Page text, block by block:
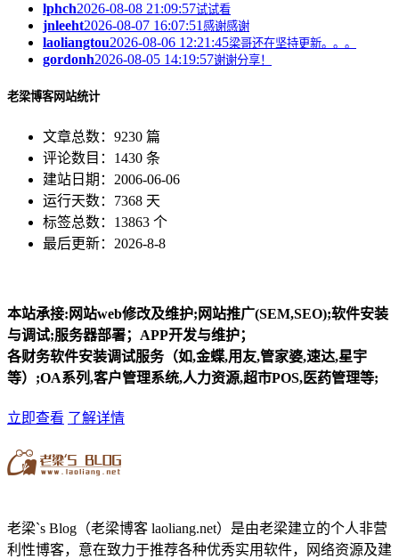
lphch2026-08-08 21:09:57试试看
jnleeht2026-08-07 16:07:51 感谢感谢
laoliangtou2026-08-06 12:21:45梁哥还在坚持更新。。。
gordonh2026-08-05 14:19:57谢谢分享！
老梁博客网站统计
文章总数：9230 篇
评论数目：1430 条
建站日期：2006-06-06
运行天数：7368 天
标签总数：13863 个
最后更新：2026-8-8
本站承接:网站web修改及维护;网站推广(SEM,SEO);软件安装
与调试;服务器部署；APP开发与维护；
各财务软件安装调试服务（如,金蝶,用友,管家婆,速达,星宇
等）;OA系列,客户管理系统,人力资源,超市POS,医药管理等;
立即查看 了解详情
老梁`s Blog（老梁博客 laoliang.net）是由老梁建立的个人非营
利性博客，意在致力于推荐各种优秀实用软件，网络资源及建